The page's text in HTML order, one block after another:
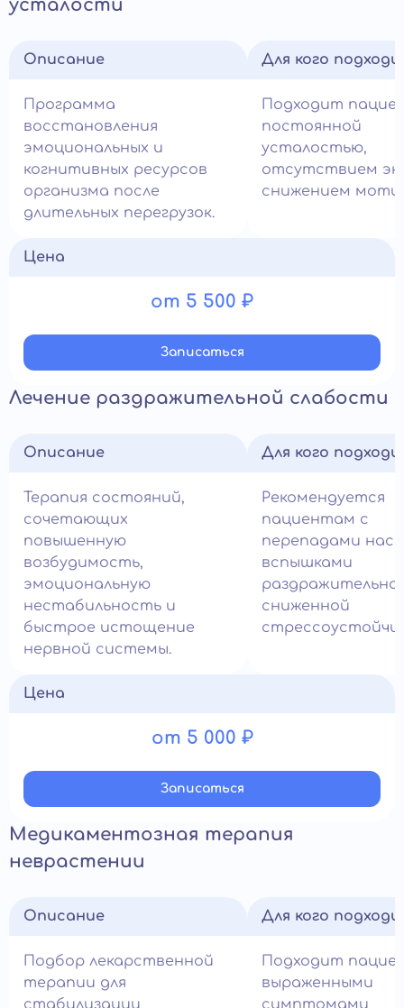
усталости
Описание
Программа
восстановления
эмоциональных и
когнитивных ресурсов
организма после
длительных перегрузок.
Для кого
Подходит
постоянной
усталостью,
отсутствием
снижением
Цена
от 5 500 ₽
Записатьcя
Лечение раздражительной слабости
Описание
Терапия состояний,
сочетающих
повышенную
возбудимость,
эмоциональную
нестабильность и
быстрое истощение
нервной системы.
Для кого
Рекомендуется
пациентам с
перепадами
вспышками
сниженной
Цена
от 5 000 ₽
Записатьcя
Медикаментозная терапия
неврастении
Описание
Подбор лекарственной
терапии для
стабилизации
Для кого
Подходит
выраженными
симптомами